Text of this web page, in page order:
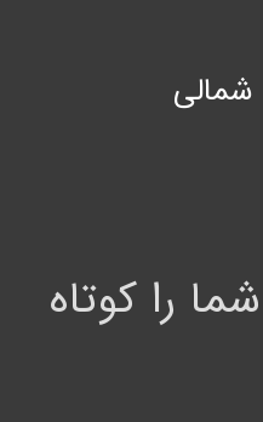
را کوتاه